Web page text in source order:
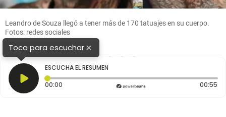
Leandro de Souza llegó a tener más de 170 tatuajes en su cuerpo.
Fotos: redes sociales
1
Toca para escuchar×
ESCUCHA EL RESUMEN
00:00 Tiempo transcurrido: 0 segundos 00:55